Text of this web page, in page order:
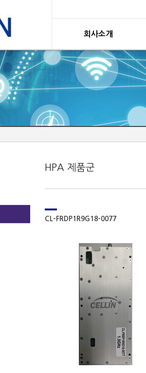
회사소개
HPA 제품군
CL-FRDP1R9G18-0077